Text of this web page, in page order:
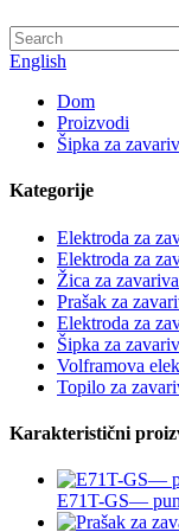
English
Dom
Proizvodi
Šipka za
Kategorije
Elektroda za
Elektroda za
Žica za
Prašak za
Elektroda za
Šipka za
Volframova
Topilo za
Karakteristični
E71T-GS—